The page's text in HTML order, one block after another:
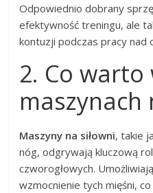
Odpowiednio dobrany
efektywność treningu, ale
kontuzji podczas pracy nad
2. Co warto
maszynach
Maszyny na siłowni, takie
nóg, odgrywają kluczową
czworogłowych.
wzmocnienie tych mięśni,